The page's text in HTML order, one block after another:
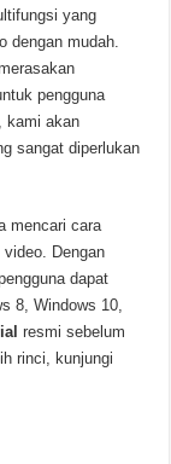
yang
dengan mudah.
pengguna
kami akan
sangat diperlukan
mencari cara
Dengan
dapat
8, Windows 10,
resmi sebelum
rinci, kunjungi